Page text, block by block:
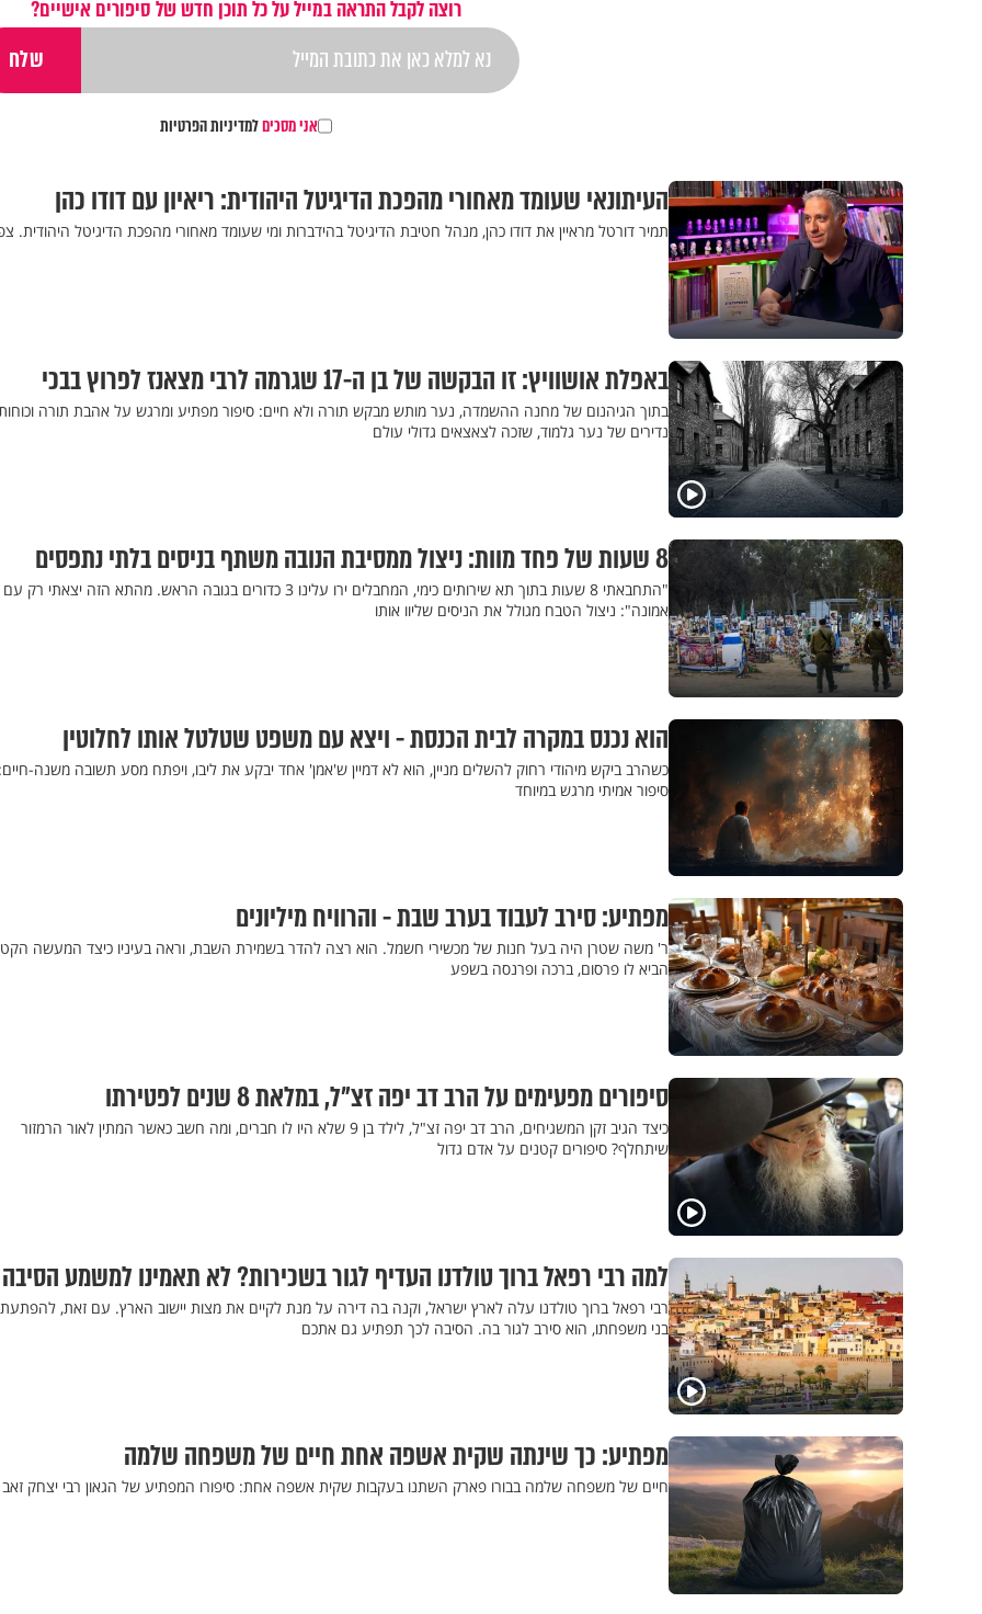
רוצה לקבל התראה במייל על כל תוכן חדש של סיפורים אישיים?
אני מסכיםלמדיניות הפרטיות
העיתונאי שעומד מאחורי מהפכת הדיגיטל היהודית: ריאיון עם דודו כהן
תמיר דורטל מראיין את דודו כהן, מנהל חטיבת הדיגיטל בהידברות ומי שעומד מאחורי מהפכת הדיגיטל היהודית.
באפלת אושוויץ: זו הבקשה של בן ה-17 שגרמה לרבי מצאנז לפרוץ בבכי
בתוך הגיהנום של מחנה ההשמדה, נער מותש מבקש תורה ולא חיים: סיפור מפתיע ומרגש על אהבת תורה
נדירים של נער גלמוד, שזכה לצאצאים גדולי עולם
8 שעות של פחד מוות: ניצול ממסיבת הנובה משתף בניסים בלתי נתפסים
"התחבאתי 8 שעות בתוך תא שירותים כימי, המחבלים ירו עלינו 3 כדורים בגובה הראש. מהתא הזה יצאתי רק עם
אמונה": ניצול הטבח מגולל את הניסים שליוו אותו
הוא נכנס במקרה לבית הכנסת - ויצא עם משפט שטלטל אותו לחלוטין
כשהרב ביקש מיהודי רחוק להשלים מניין, הוא לא דמיין ש'אמן' אחד יבקע את ליבו, ויפתח מסע תשובה משנה-חיים:
סיפור אמיתי מרגש במיוחד
מפתיע: סירב לעבוד בערב שבת - והרוויח מיליונים
ר' משה שטרן היה בעל חנות של מכשירי חשמל. הוא רצה להדר בשמירת השבת, וראה בעיניו כיצד המעשה
הביא לו פרסום, ברכה ופרנסה בשפע
סיפורים מפעימים על הרב דב יפה זצ"ל, במלאת 8 שנים לפטירתו
כיצד הגיב זקן המשגיחים, הרב דב יפה זצ"ל, לילד בן 9 שלא היו לו חברים, ומה חשב כאשר המתין לאור הרמזור
שיתחלף? סיפורים קטנים על אדם גדול
למה רבי רפאל ברוך טולדנו העדיף לגור בשכירות? לא תאמינו למשמע הסיבה
רבי רפאל ברוך טולדנו עלה לארץ ישראל, וקנה בה דירה על מנת לקיים את מצות יישוב הארץ. עם זאת,
בני משפחתו, הוא סירב לגור בה. הסיבה לכך תפתיע גם אתכם
מפתיע: כך שינתה שקית אשפה אחת חיים של משפחה שלמה
חיים של משפחה שלמה בבורו פארק השתנו בעקבות שקית אשפה אחת: סיפורו המפתיע של הגאון רבי יצחק זאב